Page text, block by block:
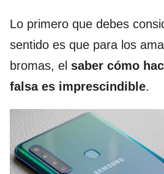
Lo primero que debes
sentido es que para los
bromas, el saber cómo
falsa es imprescindible.